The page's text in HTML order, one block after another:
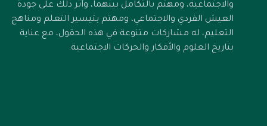
لكن الخلط الذي يقع
فاسدة تحت ستار هذا
المطالبة بتغيير
المطالبة بتغيير
بمعنى: أنا لا
قط عن طبيعة معينة
والاجتماعية، ومهتم بالتكامل بينهما، وأثر ذلك على جودة
العيش الفردي والاجتماعي، ومهتم بتيسير التعلم ومناهج
التعليم، له مشاركات متنوعة في هذه الحقول، مع عناية
بتاريخ العلوم والأفكار والحركات الاجتماعية.